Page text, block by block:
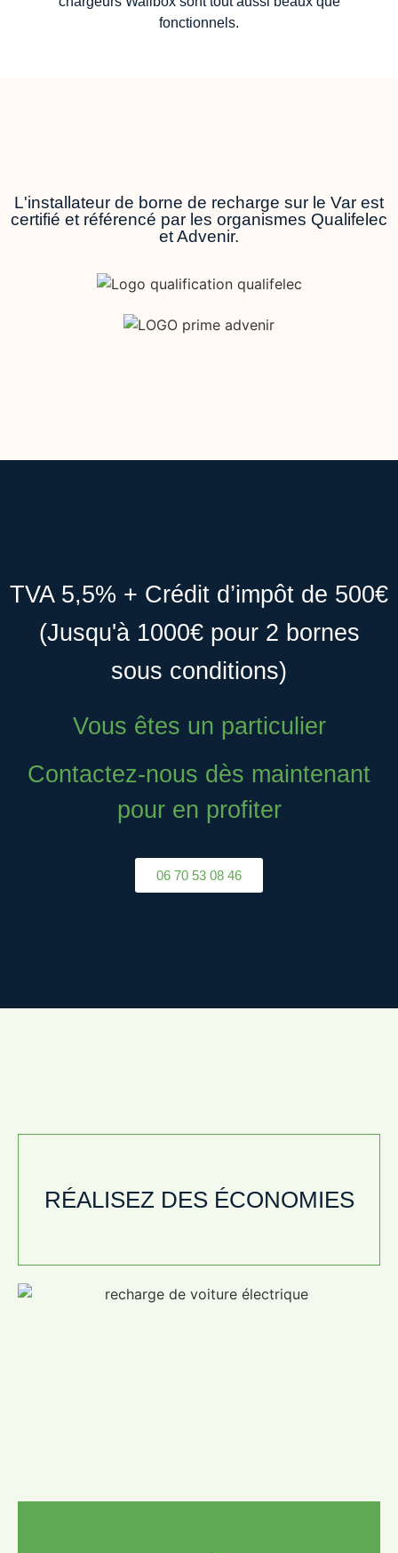
fonctionnels.
L'installateur de borne de recharge sur le Var est
certifié et référencé par les organismes Qualifelec
et Advenir.
TVA 5,5% + Crédit d’impôt de 500€
(Jusqu'à 1000€ pour 2 bornes
sous conditions)
Vous êtes un particulier
Contactez-nous dès maintenant
pour en profiter
06 70 53 08 46
RÉALISEZ DES ÉCONOMIES